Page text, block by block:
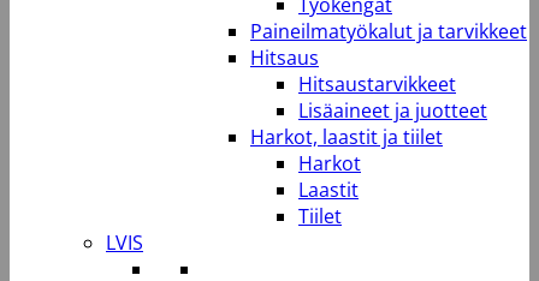
Paineilmatyökalut ja tarvikkeet
Hitsaus
Hitsaustarvikkeet
Lisäaineet ja juotteet
Harkot, laastit ja tiilet
Harkot
Laastit
Tiilet
LVIS